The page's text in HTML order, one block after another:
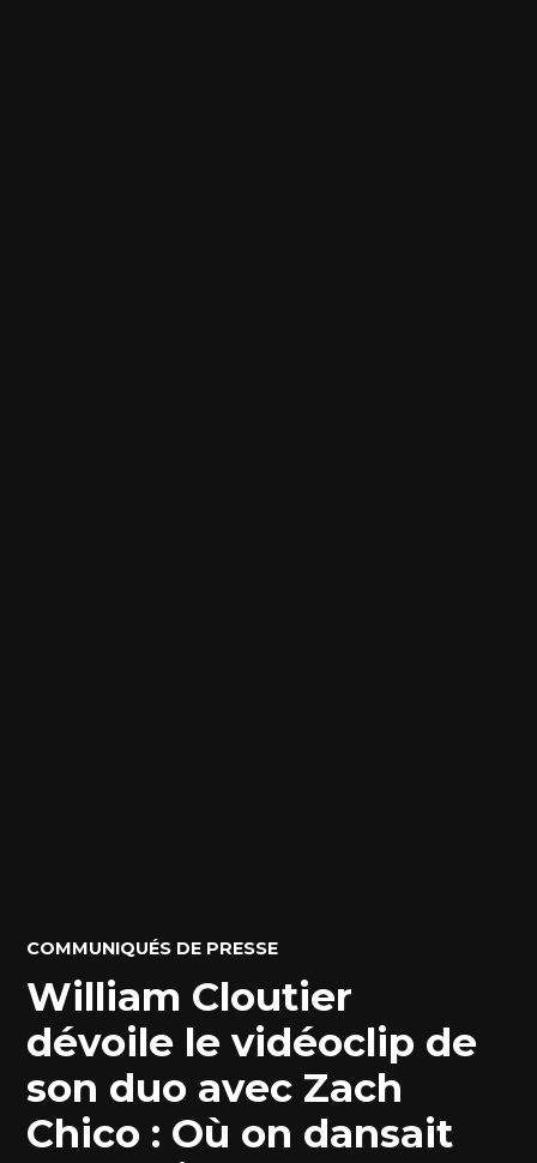
POSTED
COMMUNIQUÉS DE PRESSE
William Cloutier
dévoile le vidéoclip de
son duo avec Zach
Chico : Où on dansait